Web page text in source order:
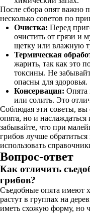
После сбора опят важно
несколько советов по
Очистка: Перед
очистить от грязи и
щетку или влажную
Термическая
жарить, так как это
токсины. Не
опасны для здоровья.
Консервация: Опята
или солить. Это
Соблюдая эти советы, вы
опята, но и
забывайте, что при
грибов лучше
использовать
Вопрос-ответ
Как отличить
грибов?
Съедобные опята имеют
растут в группах на
иметь схожую форму, но